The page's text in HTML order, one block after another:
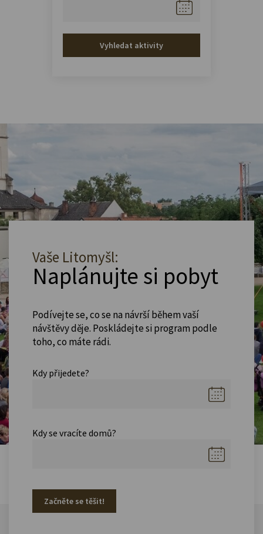
Vyhledat aktivity
Vaše Litomyšl:
Naplánujte si pobyt
Podívejte se, co se na návrší během vaší
návštěvy děje. Poskládejte si program podle
toho, co máte rádi.
Kdy přijedete?
Kdy se vracíte domů?
Začněte se těšit!